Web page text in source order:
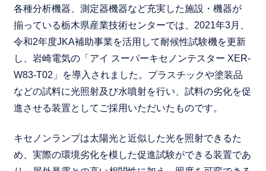
各種分析機器、測定器機器など充実した施設・機器が
揃っている栃木県産業技術センターでは、2021年3月、
令和2年度JKA補助事業を活用して耐候性試験機を更新
し、岩崎電気の「アイ スーパーキセノンテスター XER-
W83-T02」を導入されました。プラスチックや塗装品
などの試料に光照射及び水噴射を行い、試料の劣化を促
進させる装置としてご採用いただいたものです。
キセノンランプは太陽光と近似した光を照射できるた
め、実際の環境劣化を模した促進試験ができる装置であ